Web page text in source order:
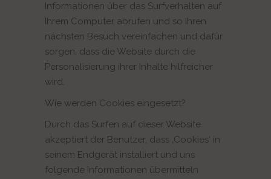
Informationen über das Surfverhalten auf
Ihrem Computer abrufen und so Ihren
nächsten Besuch vereinfachen und dafür
sorgen, dass die Website durch die
Personalisierung ihrer Inhalte hilfreicher
wird.
Wie werden Cookies eingesetzt?
Durch das Surfen auf dieser Website
akzeptiert der Benutzer, dass ‚Cookies‘ in
seinem Endgerät installiert und uns
folgende Informationen übermitteln